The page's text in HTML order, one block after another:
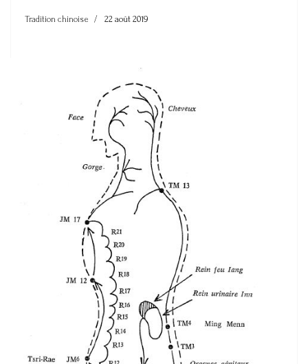
Tradition chinoise 22 août 2019